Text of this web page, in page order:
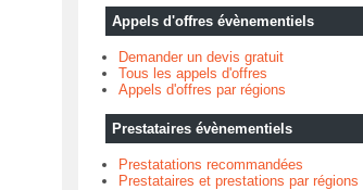
Appels d'offres évènementiels
Demander un devis gratuit
Tous les appels d'offres
Appels d'offres par régions
Prestataires évènementiels
Prestatations recommandées
Prestataires et prestations par régions